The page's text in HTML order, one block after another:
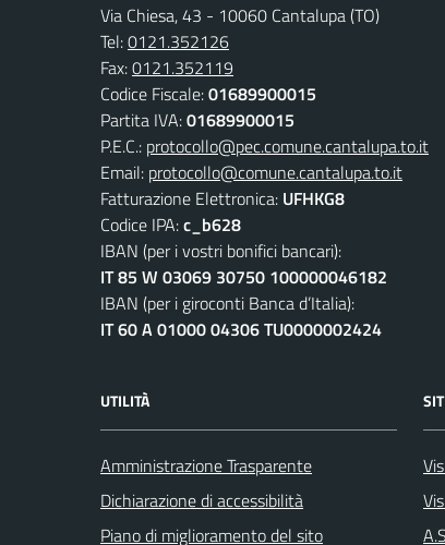
Via Chiesa, 43 - 10060 Cantalupa (TO)
Tel:0121.352126
Fax:0121.352119
Codice Fiscale:01689900015
Partita IVA:01689900015
P.E.C.: protocollo@pec.comune.cantalupa.to.it
Email: protocollo@comune.cantalupa.to.it
Fatturazione Elettronica: UFHKG8
Codice IPA:c_b628
IBAN (per i vostri bonifici bancari):
IT 85 W 03069 30750 100000046182
IBAN (per i giroconti Banca d’Italia):
IT 60 A 01000 04306 TU0000002424
UTILITÀ
Amministrazione Trasparente
Dichiarazione di accessibilità
Piano di miglioramento del sito